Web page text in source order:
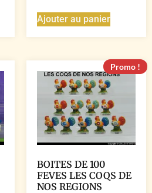
Ajouter au panier
Promo !
BOITES DE 100
FEVES LES COQS DE
NOS REGIONS